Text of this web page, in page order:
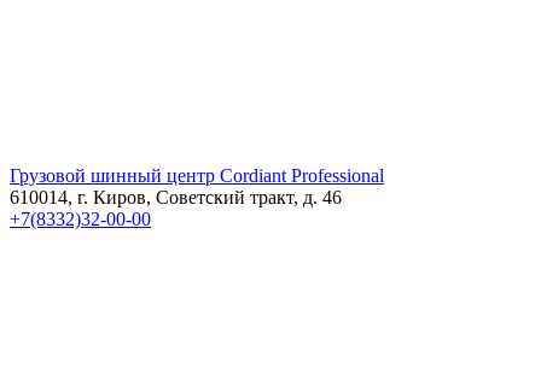
Грузовой шинный центр Cordiant Professional
610014, г. Киров, Советский тракт, д. 46
+7(8332)32-00-00